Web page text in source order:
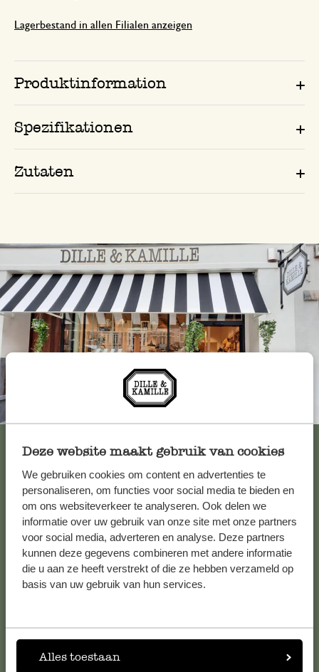
Deze website maakt gebruik van cookies
We gebruiken cookies om content en advertenties te
personaliseren, om functies voor social media te bieden en
om ons websiteverkeer te analyseren. Ook delen we
informatie over uw gebruik van onze site met onze partners
voor social media, adverteren en analyse. Deze partners
kunnen deze gegevens combineren met andere informatie
die u aan ze heeft verstrekt of die ze hebben verzameld op
basis van uw gebruik van hun services.
Alles toestaan
Lagerbestand in allen Filialen anzeigen
Produktinformation
Spezifikationen
Zutaten
Immer in der Nähe
Kundenservice/Hilfe
Falls Sie Fragen haben oder Tipps und Hilfe brauchen, wenden
Sie sich bitte an unseren Kundenservice. Oder lesen Sie hier
die Antworten aufhäufig gestellte Fragen.
Online-Kundenservice